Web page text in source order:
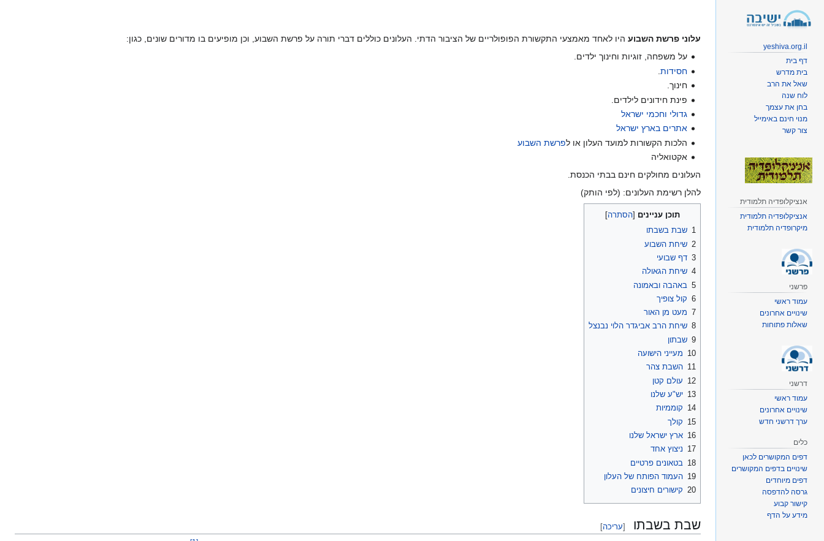
עלוני פרשת השבוע היו לאחד מאמצעי התקשורת הפופולריים של הציבור הדתי. העלונים כוללים דברי תורה על פרשת השבוע, וכן מופיעים בו מדורים שונים, כגון:
על משפחה, זוגיות וחינוך ילדים.
חסידות
חינוך.
פינת חידונים לילדים.
גדולי וחכמי ישראל
אתרים בארץ ישראל
הלכות הקשורות למועד העלון או לפרשת השבוע
אקטואליה
העלונים מחולקים חינם בבתי הכנסת.
להלן רשימת העלונים: (לפי הותק)
תוכן עניינים
1 שבת בשבתו
2 שיחת השבוע
3 דף שבועי
4 שיחת הגאולה
5 באהבה ובאמונה
6 קול צופיך
7 מעט מן האור
8 שיחת הרב אביגדר הלוי נבנצל
9 שבתון
10 מעייני הישועה
11 השבת צהר
12 עולם קטן
13 יש"ע שלנו
14 קוממיות
15 קולך
16 ארץ ישראל שלנו
17 ניצוץ אחד
18 בטאונים פרטיים
19 העמוד הפותח של העלון
20 קישורים חיצונים
שבת בשבתו [עריכה]
yeshiva.org.il
דף בית
בית מדרש
שאל את הרב
לוח שנה
בחן את עצמך
מנוי חינם באימייל
צור קשר
אנציקלופדיה תלמודית
אנציקלופדיה תלמודית
מיקרופדיה תלמודית
פרשני
עמוד ראשי
שינויים אחרונים
שאלות פתוחות
דרשני
עמוד ראשי
שינויים אחרונים
ערך דרשני חדש
כלים
דפים המקושרים לכאן
שינויים בדפים המקושרים
דפים מיוחדים
גרסה להדפסה
קישור קבוע
מידע על הדף